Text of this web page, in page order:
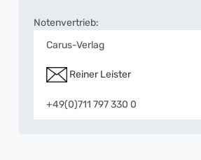
Notenvertrieb:
Carus-Verlag
Reiner Leister
+49(0)711 797 330 0